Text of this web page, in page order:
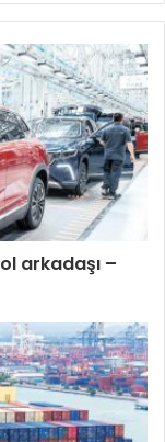
arkadaşı –